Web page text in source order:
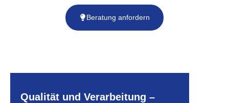
Beratung anfordern
Qualität und Verarbeitung –